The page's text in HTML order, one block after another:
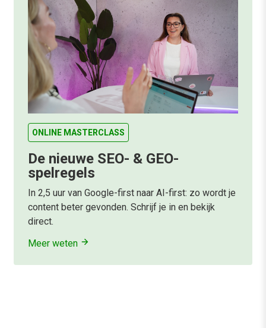
ONLINE MASTERCLASS
De nieuwe SEO- & GEO-
spelregels
In 2,5 uur van Google-first naar AI-first: zo wordt je
content beter gevonden. Schrijf je in en bekijk
direct.
Meer weten